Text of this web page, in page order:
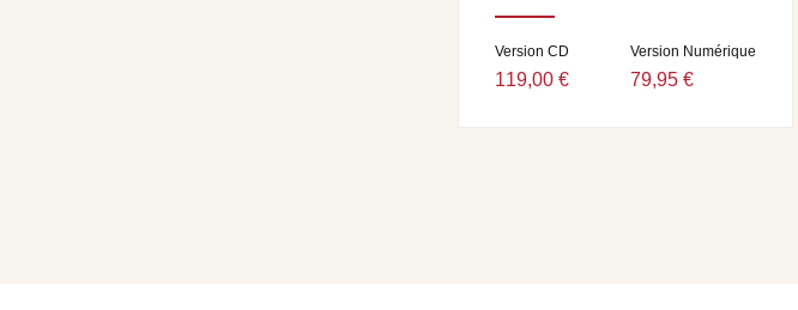
Version CD
119,00 €
Version Numérique
79,95 €